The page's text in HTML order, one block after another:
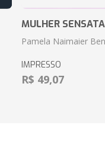
MULHER SENSATA
Pamela Naimaier
IMPRESSO
R$ 49,07